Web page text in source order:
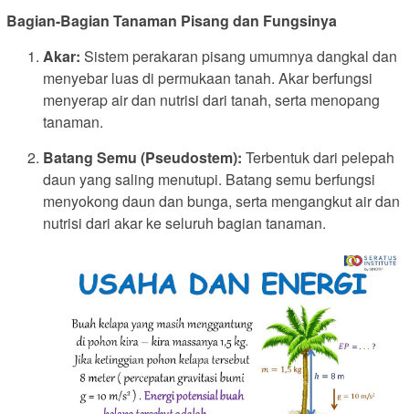
Bagian-Bagian Tanaman Pisang dan Fungsinya
Akar: Sistem perakaran pisang umumnya dangkal dan
menyebar luas di permukaan tanah. Akar berfungsi
menyerap air dan nutrisi dari tanah, serta menopang
tanaman.
Batang Semu (Pseudostem): Terbentuk dari pelepah
daun yang saling menutupi. Batang semu berfungsi
menyokong daun dan bunga, serta mengangkut air dan
nutrisi dari akar ke seluruh bagian tanaman.